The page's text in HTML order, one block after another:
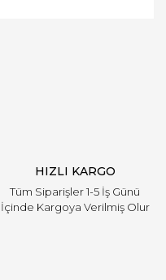
HIZLI KARGO
Tüm Siparişler 1-5 İş Günü
İçinde Kargoya Verilmiş Olur